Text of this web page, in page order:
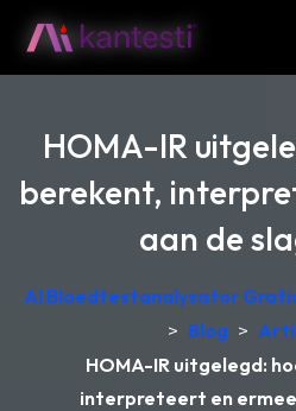
HOMA-IR
berekent,
aan de
AI Bloedtestanalysator
> Blog >
HOMA-IR uitgelegd:
interpreteert en